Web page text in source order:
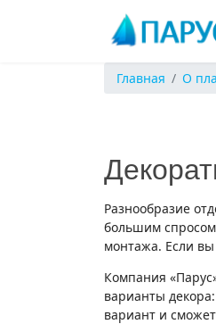
Главная О
Разнообразие
большим
монтажа. Если
Компания
варианты
вариант и